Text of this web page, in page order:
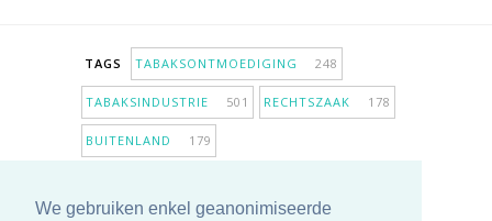
We gebruiken enkel geanonimiseerde
TAGS TABAKSONTMOEDIGING 248
TABAKSINDUSTRIE 501 RECHTSZAAK 178
BUITENLAND 179
ANTIROOKBELEID306 ONDERZOEK